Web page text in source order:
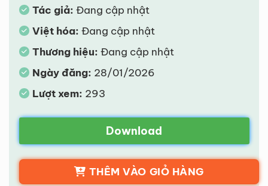
Tác giả: Đang cập nhật
Việt hóa: Đang cập nhật
Thương hiệu: Đang cập nhật
Ngày đăng: 28/01/2026
Lượt xem: 293
Download
THÊM VÀO GIỎ HÀNG